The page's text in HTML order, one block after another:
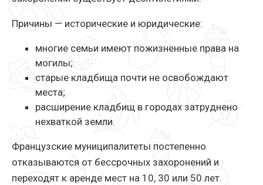
Причины — исторические и юридические:
многие семьи имеют пожизненные права на
могилы;
старые кладбища почти не освобождают
места;
расширение кладбищ в городах затруднено
нехваткой земли.
Французские муниципалитеты постепенно
отказываются от бессрочных захоронений и
переходят к аренде мест на 10, 30 или 50 лет.